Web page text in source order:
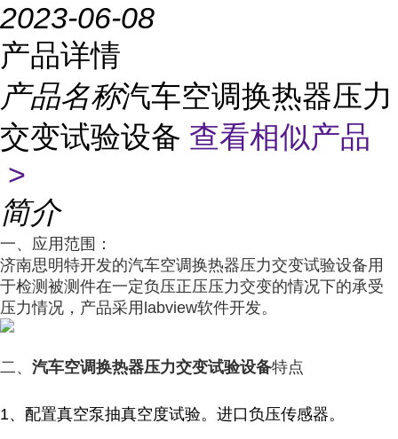
2023-06-08
产品详情
产品名称汽车空调换热器压力
交变试验设备 查看相似产品
>
简介
一、应用范围：
济南思明特开发的汽车空调换热器压力交变试验设备用
于检测被测件在一定负压正压压力交变的情况下的承受
压力情况，产品采用labview软件开发。
二、 汽车空调换热器压力交变试验设备特点
1、配置真空泵抽真空度试验。进口负压传感器。